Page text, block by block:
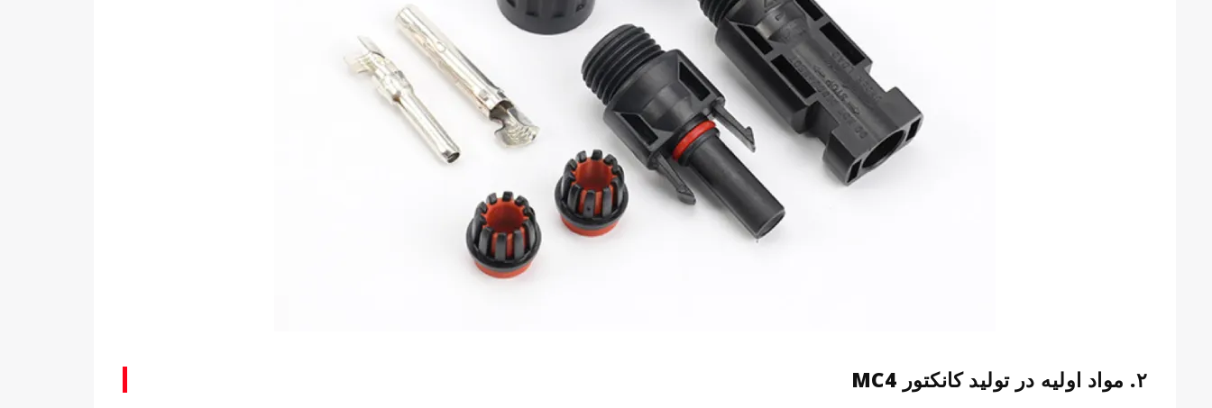
۲. مواد اولیه در تولید کانکتور MC4